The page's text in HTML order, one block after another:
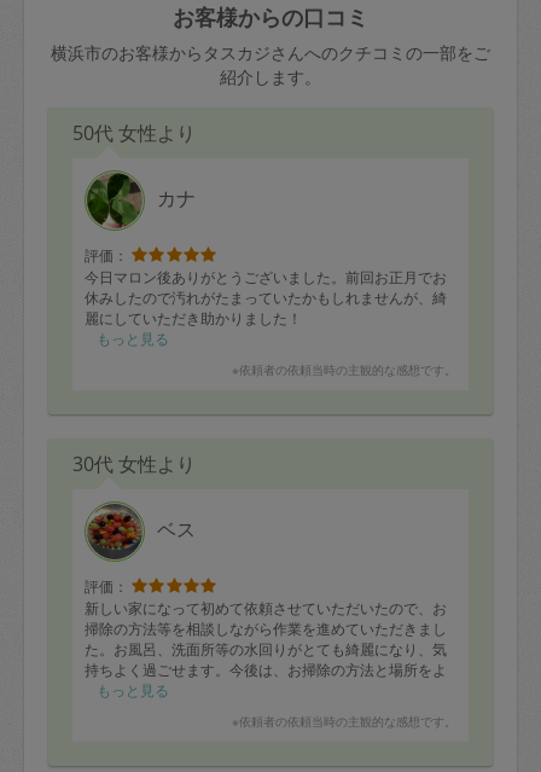
お客様からの口コミ
横浜市のお客様からタスカジさんへのクチコミの一部をご
紹介します。
50代 女性より
カナ
評価：
今日マロン後ありがとうございました。前回お正月でお
休みしたので汚れがたまっていたかもしれませんが、綺
麗にしていただき助かりました！
もっと見る
※依頼者の依頼当時の主観的な感想です。
30代 女性より
ベス
評価：
新しい家になって初めて依頼させていただいたので、お
掃除の方法等を相談しながら作業を進めていただきまし
た。お風呂、洗面所等の水回りがとても綺麗になり、気
持ちよく過ごせます。今後は、お掃除の方法と場所をよ
り詳細にお伝えしてお仕事をしていただこうと考えてい
もっと見る
※依頼者の依頼当時の主観的な感想です。